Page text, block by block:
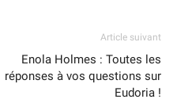
Article suivant
Enola Holmes : Toutes les
réponses à vos questions sur
Eudoria !